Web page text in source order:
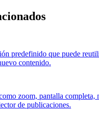
predefinido que puede
contenido.
zoom, pantalla completa,
de publicaciones.